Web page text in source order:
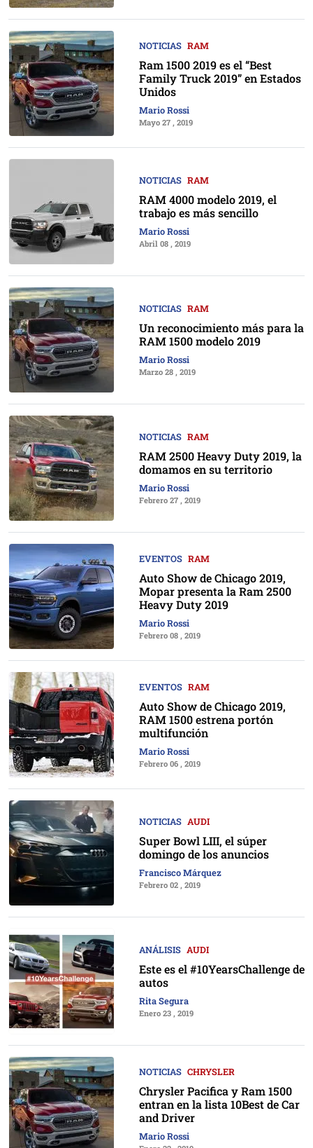
NOTICIAS RAM
Ram 1500 2019 es el “Best
Family Truck 2019” en Estados
Unidos
Mario Rossi
Mayo 27 , 2019
NOTICIAS RAM
RAM 4000 modelo 2019, el
trabajo es más sencillo
Mario Rossi
Abril 08 , 2019
NOTICIAS RAM
Un reconocimiento más para la
RAM 1500 modelo 2019
Mario Rossi
Marzo 28 , 2019
NOTICIAS RAM
RAM 2500 Heavy Duty 2019, la
domamos en su territorio
Mario Rossi
Febrero 27 , 2019
EVENTOS RAM
Auto Show de Chicago 2019,
Mopar presenta la Ram 2500
Heavy Duty 2019
Mario Rossi
Febrero 08 , 2019
EVENTOS RAM
Auto Show de Chicago 2019,
RAM 1500 estrena portón
multifunción
Mario Rossi
Febrero 06 , 2019
NOTICIAS AUDI
Super Bowl LIII, el súper
domingo de los anuncios
Francisco Márquez
Febrero 02 , 2019
ANÁLISIS AUDI
Este es el #10YearsChallenge de
autos
Rita Segura
Enero 23 , 2019
NOTICIAS CHRYSLER
Chrysler Pacifica y Ram 1500
entran en la lista 10Best de Car
and Driver
Mario Rossi